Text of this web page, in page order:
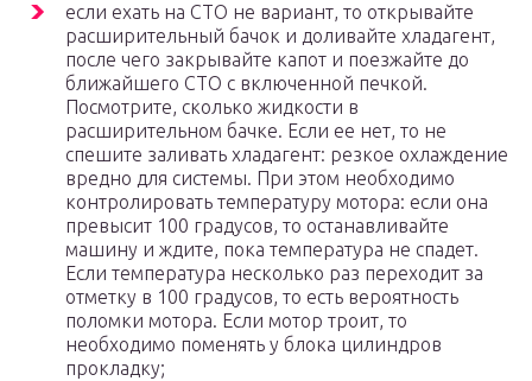
если ехать на СТО не вариант, то открывайте
расширительный бачок и доливайте хладагент,
после чего закрывайте капот и поезжайте до
ближайшего СТО с включенной печкой.
Посмотрите, сколько жидкости в
расширительном бачке. Если ее нет, то не
спешите заливать хладагент: резкое охлаждение
вредно для системы. При этом необходимо
контролировать температуру мотора: если она
превысит 100 градусов, то останавливайте
машину и ждите, пока температура не спадет.
Если температура несколько раз переходит за
отметку в 100 градусов, то есть вероятность
поломки мотора. Если мотор троит, то
необходимо поменять у блока цилиндров
прокладку;